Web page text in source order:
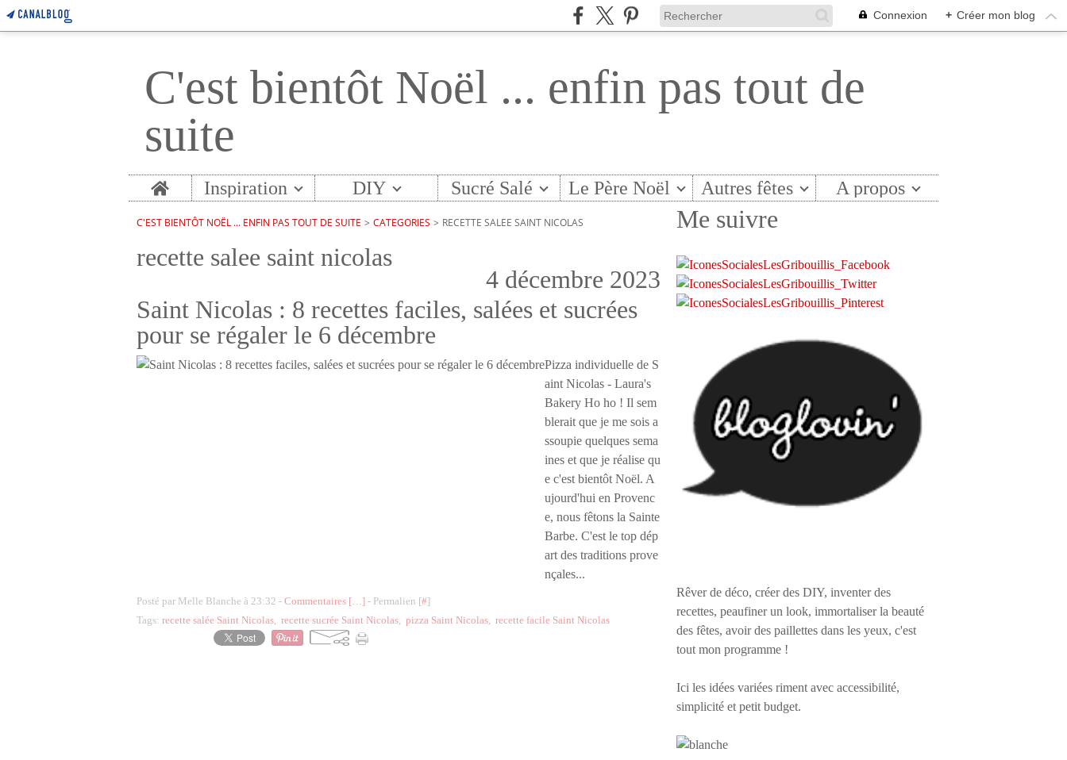
Connexion + Créer mon blog
C'est bientôt Noël ... enfin pas tout de
suite
Home Inspiration DIY Sucré Salé Le Père Noël Autres fêtes A propos
C'EST BIENTÔT NOËL ... ENFIN PAS TOUT DE SUITE > CATEGORIES > RECETTE SALEE SAINT NICOLAS
recette salee saint nicolas
4 décembre 2023
Saint Nicolas : 8 recettes faciles, salées et sucrées
pour se régaler le 6 décembre
Pizza individuelle de S
aint Nicolas - Laura's
Bakery Ho ho ! Il sem
blerait que je me sois a
ssoupie quelques sema
ines et que je réalise qu
e c'est bientôt Noël. A
ujourd'hui en Provenc
e, nous fêtons la Sainte
Barbe. C'est le top dép
art des traditions prove
nçales...
Posté par Melle Blanche à 23:32 - Commentaires […] - Permalien [#]
Tags: recette salée Saint Nicolas, recette sucrée Saint Nicolas, pizza Saint Nicolas, recette facile Saint Nicolas
Me suivre
Rêver de déco, créer des DIY, inventer des
recettes, peaufiner un look, immortaliser la beauté
des fêtes, avoir des paillettes dans les yeux, c'est
tout mon programme !
Ici les idées variées riment avec accessibilité,
simplicité et petit budget.